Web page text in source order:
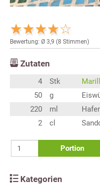
Bewertung: Ø 3,9 (8 Stimmen)
Zutaten
4 Stk
50
g
220
ml
2
cl
Portion
Kategorien